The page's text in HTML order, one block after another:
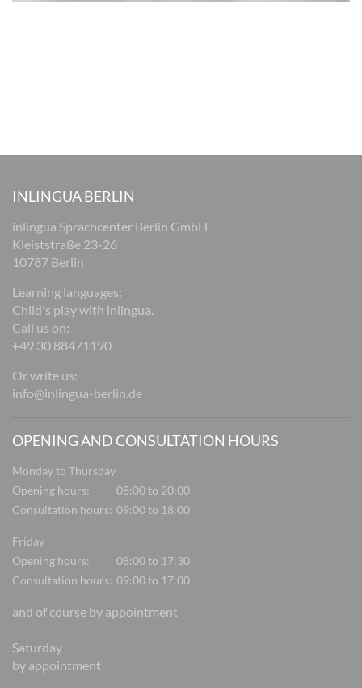
INLINGUA BERLIN
inlingua Sprachcenter Berlin GmbH
Kleiststraße 23-26
10787 Berlin
Learning languages:
Child's play with inlingua.
Call us on:
+49 30 88471190
Or write us:
info@inlingua-berlin.de
OPENING AND CONSULTATION HOURS
Monday to Thursday
Opening hours:
08:00 to 20:00
Consultation hours: 09:00 to 18:00
Friday
Opening hours:
08:00 to 17:30
Consultation hours: 09:00 to 17:00
and of course by appointment
Saturday
by appointment